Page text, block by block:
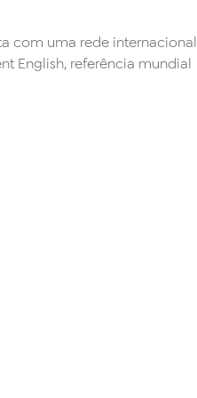
com uma rede internacional
English, referência mundial